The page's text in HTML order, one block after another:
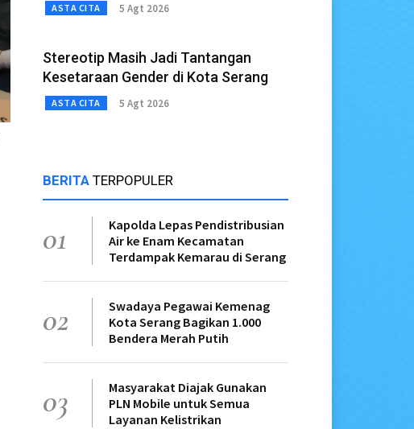
ASTA CITA 5 Agt 2026
Stereotip Masih Jadi Tantangan
Kesetaraan Gender di Kota Serang
ASTA CITA 5 Agt 2026
BERITA TERPOPULER
01
Kapolda Lepas Pendistribusian
Air ke Enam Kecamatan
Terdampak Kemarau di Serang
02
Swadaya Pegawai Kemenag
Kota Serang Bagikan 1.000
Bendera Merah Putih
03
Masyarakat Diajak Gunakan
PLN Mobile untuk Semua
Layanan Kelistrikan